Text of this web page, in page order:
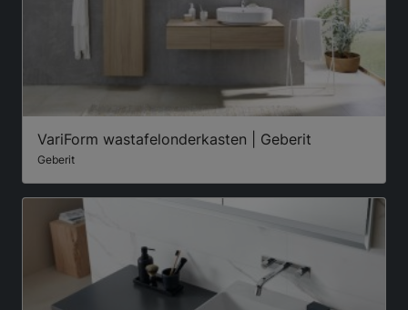
VariForm wastafelonderkasten | Geberit
Geberit